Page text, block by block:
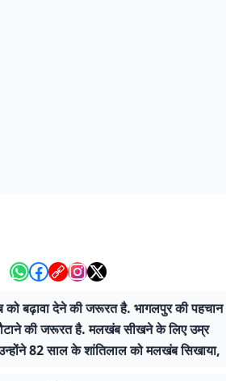
बढ़ावा देने की जरूरत है. भागलपुर की पहचान
की जरूरत है. मलखंब सीखने के लिए उम्र
82 साल के शांतिलाल को मलखंब सिखाया,